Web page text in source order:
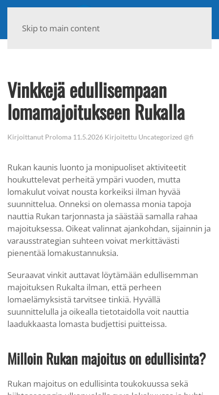
Skip to main content
Vinkkejä edullisempaan
lomamajoitukseen Rukalla
Kirjoittanut Proloma 11.5.2026 Kirjoitettu Uncategorized @fi
Rukan kaunis luonto ja monipuoliset aktiviteetit
houkuttelevat perheitä ympäri vuoden, mutta
lomakulut voivat nousta korkeiksi ilman hyvää
suunnittelua. Onneksi on olemassa monia tapoja
nauttia Rukan tarjonnasta ja säästää samalla rahaa
majoituksessa. Oikeat valinnat ajankohdan, sijainnin ja
varausstrategian suhteen voivat merkittävästi
pienentää lomakustannuksia.
Seuraavat vinkit auttavat löytämään edullisemman
majoituksen Rukalta ilman, että perheen
lomaelämyksistä tarvitsee tinkiä. Hyvällä
suunnittelulla ja oikealla tietotaidolla voit nauttia
laadukkaasta lomasta budjettisi puitteissa.
Milloin Rukan majoitus on edullisinta?
Rukan majoitus on edullisinta toukokuussa sekä